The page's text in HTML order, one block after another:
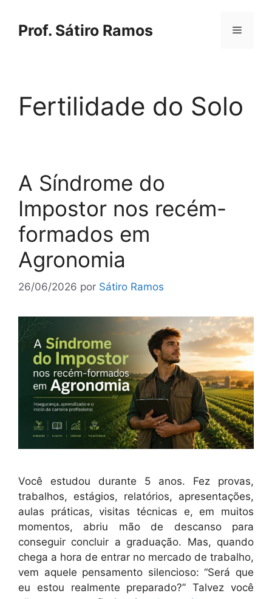
paraProf. Sátiro Ramos Menu
Fertilidade do Solo
A Síndrome do
Impostor nos recém-
formados em
Agronomia
26/06/2026 por Sátiro Ramos
Você estudou durante 5 anos. Fez provas,
trabalhos, estágios, relatórios, apresentações,
aulas práticas, visitas técnicas e, em muitos
momentos, abriu mão de descanso para
conseguir concluir a graduação. Mas, quando
chega a hora de entrar no mercado de trabalho,
vem aquele pensamento silencioso: “Será que
eu estou realmente preparado?” Talvez você